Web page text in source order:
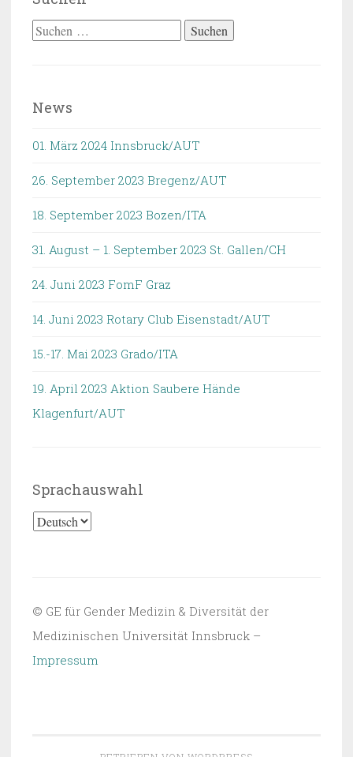
Suchen
News
01. März 2024 Innsbruck/AUT
26. September 2023 Bregenz/AUT
18. September 2023 Bozen/ITA
31. August – 1. September 2023 St. Gallen/CH
24. Juni 2023 FomF Graz
14. Juni 2023 Rotary Club Eisenstadt/AUT
15.-17. Mai 2023 Grado/ITA
19. April 2023 Aktion Saubere Hände
Klagenfurt/AUT
Sprachauswahl
Sprachauswahl
© GE für Gender Medizin & Diversität der
Medizinischen Universität Innsbruck –
Impressum